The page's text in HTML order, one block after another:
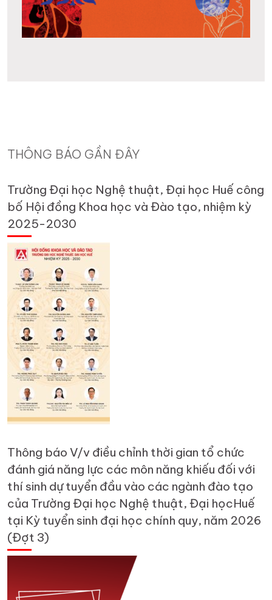
THÔNG BÁO GẦN ĐÂY
Trường Đại học Nghệ thuật, Đại học Huế công
bố Hội đồng Khoa học và Đào tạo, nhiệm kỳ
2025-2030
Thông báo V/v điều chỉnh thời gian tổ chức
đánh giá năng lực các môn năng khiếu đối với
thí sinh dự tuyển đầu vào các ngành đào tạo
của Trường Đại học Nghệ thuật, Đại họcHuế
tại Kỳ tuyển sinh đại học chính quy, năm 2026
(Đợt 3)